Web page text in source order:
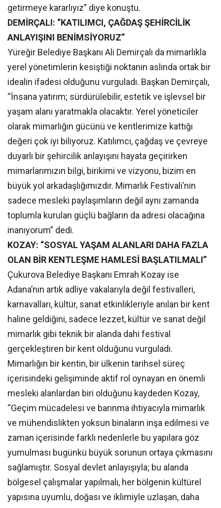
getirmeye kararlıyız” diye konuştu.
DEMİRÇALI: “KATILIMCI, ÇAĞDAŞ ŞEHİRCİLİK
ANLAYIŞINI BENİMSİYORUZ”
Yüreğir Belediye Başkanı Ali Demirçalı da mimarlıkla
yerel yönetimlerin kesiştiği noktanın aslında ortak bir
idealin ifadesi olduğunu vurguladı. Başkan Demirçalı,
“İnsana yatırım; sürdürülebilir, estetik ve işlevsel bir
yaşam alanı yaratmakla olacaktır. Yerel yöneticiler
olarak mimarlığın gücünü ve kentlerimize kattığı
değeri çok iyi biliyoruz. Katılımcı, çağdaş ve çevreye
duyarlı bir şehircilik anlayışını hayata geçirirken
mimarlarımızın bilgi, birikimi ve vizyonu, bizim en
büyük yol arkadaşlığımızdır. Mimarlık Festivali’nin
sadece mesleki paylaşımların değil aynı zamanda
toplumla kurulan güçlü bağların da adresi olacağına
inanıyorum” dedi.
KOZAY: “SOSYAL YAŞAM ALANLARI DAHA FAZLA
OLAN BİR KENTLEŞME HAMLESİ BAŞLATILMALI”
Çukurova Belediye Başkanı Emrah Kozay ise
Adana’nın artık adliye vakalarıyla değil festivalleri,
karnavalları, kültür, sanat etkinlikleriyle anılan bir kent
haline geldiğini, sadece lezzet, kültür ve sanat değil
mimarlık gibi teknik bir alanda dahi festival
gerçekleştiren bir kent olduğunu vurguladı.
Mimarlığın bir kentin, bir ülkenin tarihsel süreç
içerisindeki gelişiminde aktif rol oynayan en önemli
mesleki alanlardan biri olduğunu kaydeden Kozay,
“Geçim mücadelesi ve barınma ihtiyacıyla mimarlık
ve mühendislikten yoksun binaların inşa edilmesi ve
zaman içerisinde farklı nedenlerle bu yapılara göz
yumulması bugünkü büyük sorunun ortaya çıkmasını
sağlamıştır. Sosyal devlet anlayışıyla; bu alanda
bölgesel çalışmalar yapılmalı, her bölgenin kültürel
yapısına uyumlu, doğası ve iklimiyle uzlaşan, daha